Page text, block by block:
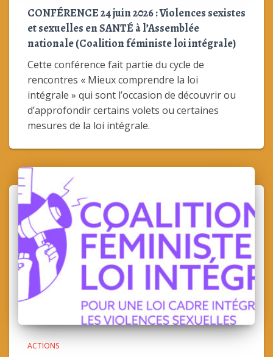
CONFÉRENCE 24 juin 2026 : Violences sexistes
et sexuelles en SANTÉ à l’Assemblée
nationale (Coalition féministe loi intégrale)
Cette conférence fait partie du cycle de
rencontres « Mieux comprendre la loi
intégrale » qui sont l’occasion de découvrir ou
d’approfondir certains volets ou certaines
mesures de la loi intégrale.
ACTIONS